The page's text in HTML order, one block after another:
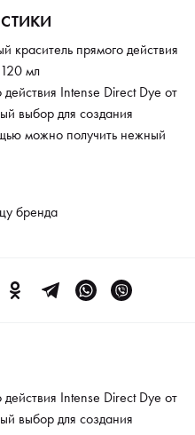
краситель прямого действия
мл
Intense Direct Dye от
выбор для создания
можно получить нежный
яркий тон, эффектные
для разбавления тона. Все
они не исказятся в
и увлажняют локоны
сияние и защищают от
бренда
Intense Direct Dye от
выбор для создания